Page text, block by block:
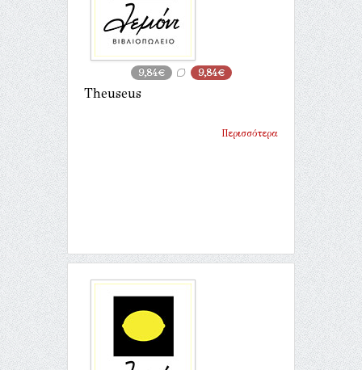
9,84€ 9,84€
Theuseus
Περισσότερα